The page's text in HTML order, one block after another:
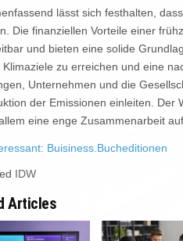
lässt sich festhalten,
Die finanziellen Vorteile einer
und bieten eine solide
Klimaziele zu erreichen und eine
Unternehmen und die
der Emissionen einleiten.
eine enge Zusammenarbeit
Buisiness.Bucheditionen
IDW
Articles